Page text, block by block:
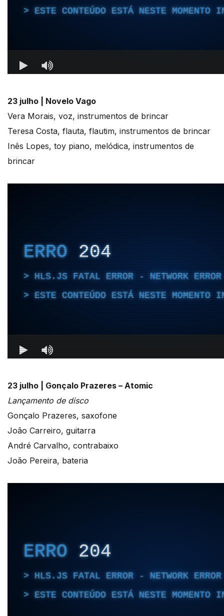
23 julho | Novelo Vago
Vera Morais, voz, instrumentos de brincar
Teresa Costa, flauta, flautim, instrumentos de brincar
Inês Lopes, toy piano, melódica, instrumentos de
brincar
23 julho | Gonçalo Prazeres – Atomic
Lançamento de disco
Gonçalo Prazeres, saxofone
João Carreiro, guitarra
André Carvalho, contrabaixo
João Pereira, bateria